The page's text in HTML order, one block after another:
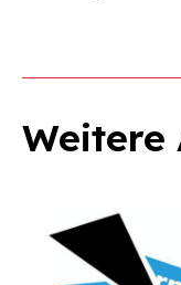
Weitere